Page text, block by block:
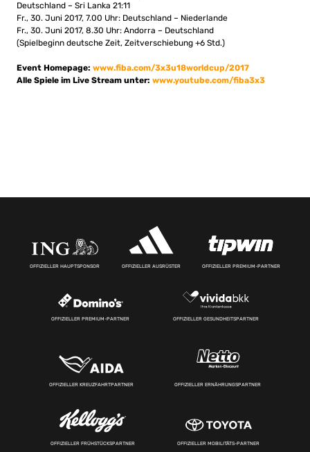
Deutschland – Sri Lanka 21:11
Fr., 30. Juni 2017, 7.00 Uhr: Deutschland – Niederlande
Fr., 30. Juni 2017, 8.30 Uhr: Andorra – Deutschland
(Spielbeginn deutsche Zeit, Zeitverschiebung +6 Std.)
Event Homepage: www.fiba.com/3x3u18worldcup/2017
Alle Spiele im Live Stream unter: www.youtube.com/fiba3x3
OFFIZIELLER HAUPTSPONSOR OFFIZIELLER AUSRÜSTER OFFIZIELLER PREMIUM-PARTNER
OFFIZIELLER PREMIUM-PARTNER OFFIZIELLER GESUNDHEITSPARTNER
OFFIZIELLER KREUZFAHRTPARTNER OFFIZIELLER ERNÄHRUNGSPARTNER
OFFIZIELLER FRÜHSTÜCKSPARTNER OFFIZIELLER MOBILITÄTS-PARTNER